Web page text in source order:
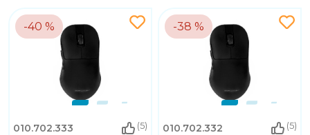
-40 %
010.702.333 (5)
-38 %
010.702.332 (5)